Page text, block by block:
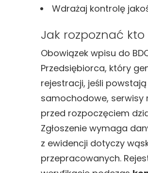
Wdrażaj kontrolę
Jak rozpoznać
Obowiązek wpisu do
Przedsiębiorca, który
rejestracji, jeśli
samochodowe, serwisy
przed rozpoczęciem
Zgłoszenie wymaga
z ewidencji dotyczy
przepracowanych.